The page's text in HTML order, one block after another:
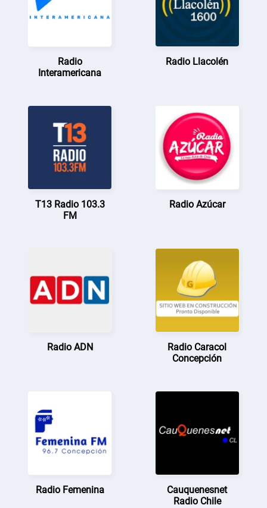
Radio
Interamericana
Radio Llacolén
T13 Radio 103.3
FM
Radio Azúcar
Radio ADN
Radio Caracol
Concepción
Radio Femenina
Cauquenesnet
Radio Chile